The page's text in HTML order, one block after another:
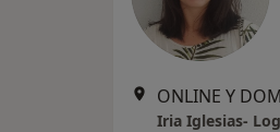
ONLINE Y
Iria Iglesias-